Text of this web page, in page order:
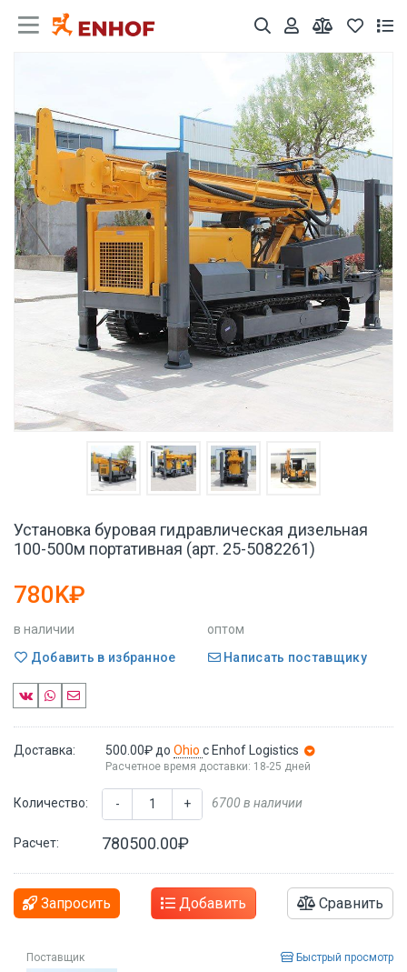
Установка буровая гидравлическая дизельная
100-500м портативная (арт. 25-5082261)
780K₽
в наличии
оптом
Добавить в избранное
Написать поставщику
Доставка: 500.00₽ до Ohio с Enhof Logistics
Расчетное время доставки: 18-25 дней
Количество: - + 6700 в наличии
Расчет: 780500.00₽
Запросить Добавить Сравнить
Поставщик Быстрый просмотр